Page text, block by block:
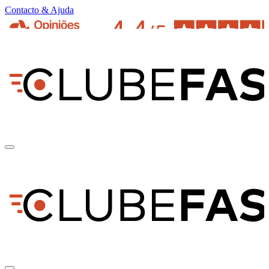
Contacto & Ajuda